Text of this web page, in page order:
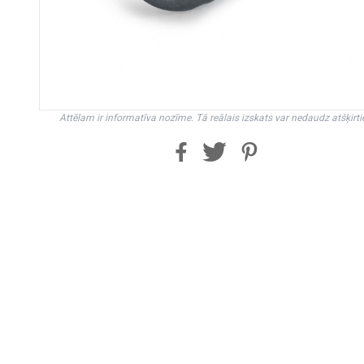
Attēlam ir informatīva nozīme. Tā reālais izskats var nedaudz